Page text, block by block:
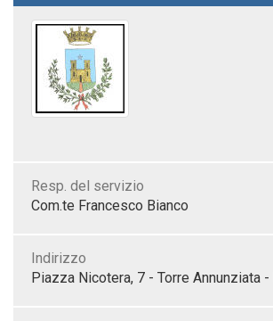
Resp. del servizio
Com.te Francesco Bianco
Indirizzo
Piazza Nicotera, 7 - Torre Annunziata